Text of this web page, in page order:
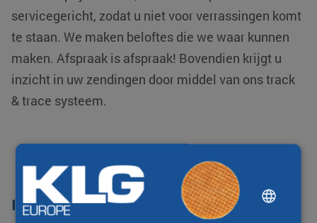
servicegericht, zodat u niet voor verrassingen komt
te staan. We maken beloftes die we waar kunnen
maken. Afspraak is afspraak! Bovendien krijgt u
inzicht in uw zendingen door middel van ons track
& trace systeem.
Internationaal transport
DUTCH
ENGLISH